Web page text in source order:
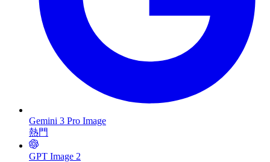
Gemini 3 Pro Image
熱門
GPT Image 2